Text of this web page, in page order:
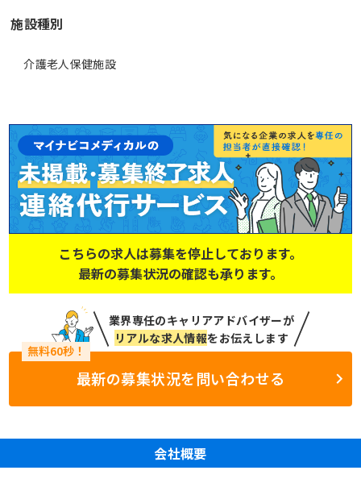
施設種別
介護老人保健施設
こちらの求人は募集を停止しております。
最新の募集状況の確認も承ります。
業界専任のキャリアアドバイザーが
リアルな求人情報をお伝えします
最新の募集状況を問い合わせる
会社概要